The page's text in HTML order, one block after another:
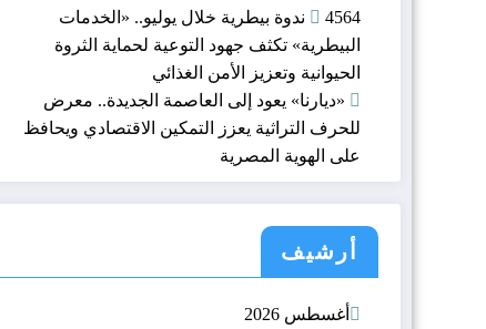
4564 ندوة بيطرية خلال يوليو.. «الخدمات
البيطرية» تكثف جهود التوعية لحماية الثروة
الحيوانية وتعزيز الأمن الغذائي
«ديارنا» يعود إلى العاصمة الجديدة.. معرض
للحرف التراثية يعزز التمكين الاقتصادي ويحافظ
على الهوية المصرية
أرشيف
أغسطس 2026